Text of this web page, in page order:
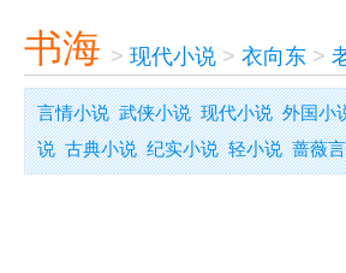
书海 > 现代小说 > 衣向东 >
言情小说 武侠小说 现代小说 外国小
说 古典小说 纪实小说 轻小说 蔷薇